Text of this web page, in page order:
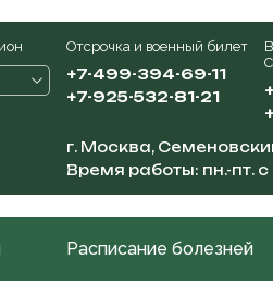
Отсрочка и военный билет
+7-499-394-69-11
+7-925-532-81-21
г. Москва,
Время работы: пн.-пт.
Расписание болезней